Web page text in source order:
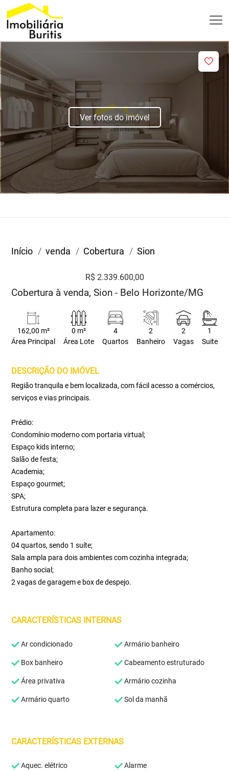
Ver fotos do imóvel
Início venda Cobertura Sion
R$ 2.339.600,00
Cobertura à venda, Sion - Belo Horizonte/MG
162,00 m²
Área Principal
0 m²
Área Lote
4
Quartos
2
Banheiro
2
Vagas
1
Suite
DESCRIÇÃO DO IMÓVEL
Região tranquila e bem localizada, com fácil acesso a comércios,
serviços e vias principais.
Prédio:
Condomínio moderno com portaria virtual;
Espaço kids interno;
Salão de festa;
Academia;
Espaço gourmet;
SPA;
Estrutura completa para lazer e segurança.
Apartamento:
04 quartos, sendo 1 suíte;
Sala ampla para dois ambientes com cozinha integrada;
Banho social;
2 vagas de garagem e box de despejo.
CARACTERÍSTICAS INTERNAS
Ar condicionado Armário banheiro
Box banheiro Cabeamento estruturado
Área privativa Armário cozinha
Armário quarto Sol da manhã
CARACTERÍSTICAS EXTERNAS
Aquec. elétrico Alarme